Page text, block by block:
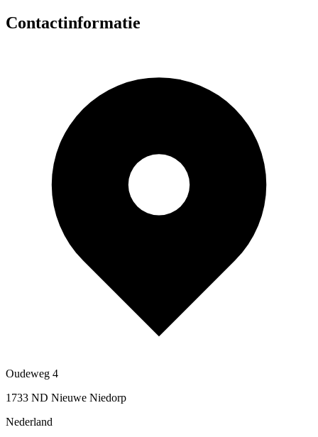
Contactinformatie
Oudeweg 4
1733 ND Nieuwe Niedorp
Nederland